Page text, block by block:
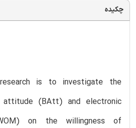
چکیده
is to investigate the
(BAtt) and electronic
on the willingness of